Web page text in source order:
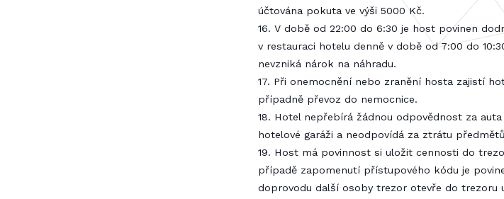
účtována pokuta ve výši 5000 Kč.
16. V době od 22:00 do 6:30 je host povinen
v restauraci hotelu denně v době od 7:00 do
nevzniká nárok na náhradu.
17. Při onemocnění nebo zranění hosta zajistí
případně převoz do nemocnice.
18. Hotel nepřebírá žádnou odpovědnost za
hotelové garáži a neodpovídá za ztrátu
19. Host má povinnost si uložit cennosti do
případě zapomenutí přístupového kódu je
doprovodu další osoby trezor otevře do trezoru